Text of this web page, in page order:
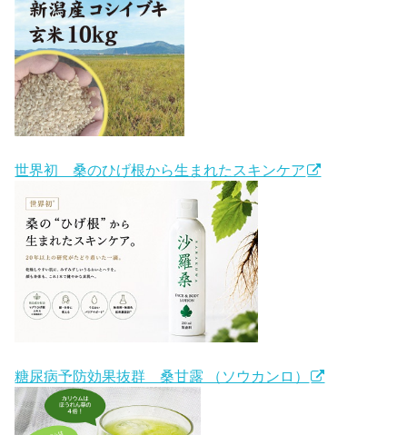
世界初 桑のひげ根から生まれたスキンケア
糖尿病予防効果抜群 桑甘露 （ソウカンロ）